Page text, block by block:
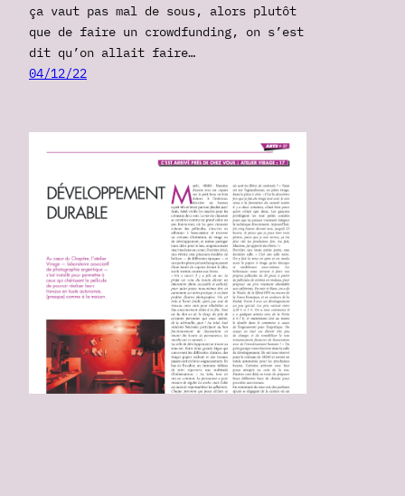
ça vaut pas mal de sous, alors plutôt
que de faire un crowdfunding, on s’est
dit qu’on allait faire…
04/12/22